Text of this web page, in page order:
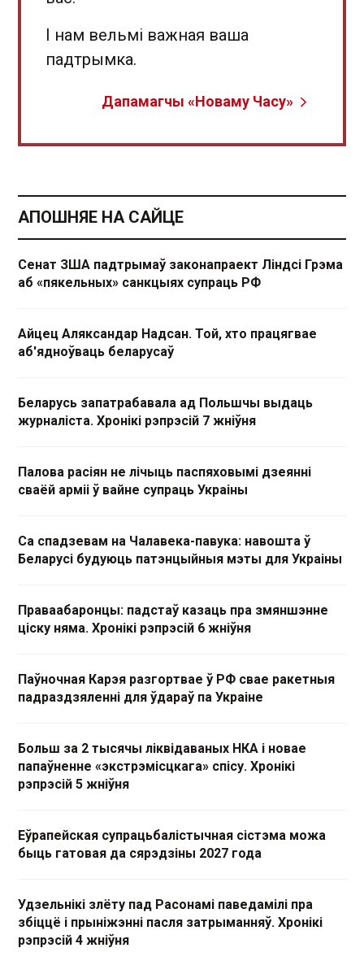
І нам вельмі важная ваша
падтрымка.
Дапамагчы «Новаму Часу»
АПОШНЯЕ НА САЙЦЕ
Сенат ЗША падтрымаў законапраект Ліндсі Грэма
аб «пякельных» санкцыях супраць РФ
Айцец Аляксандар Надсан. Той, хто працягвае
аб'ядноўваць беларусаў
Беларусь запатрабавала ад Польшчы выдаць
журналіста. Хронікі рэпрэсій 7 жніўня
Палова расіян не лічыць паспяховымі дзеянні
сваёй арміі ў вайне супраць Украіны
Са спадзевам на Чалавека-павука: навошта ў
Беларусі будуюць патэнцыйныя мэты для Украіны
Праваабаронцы: падстаў казаць пра змяншэнне
ціску няма. Хронікі рэпрэсій 6 жніўня
Паўночная Карэя разгортвае ў РФ свае ракетныя
падраздзяленні для ўдараў па Украіне
Больш за 2 тысячы ліквідаваных НКА і новае
папаўненне «экстрэмісцкага» спісу. Хронікі
рэпрэсій 5 жніўня
Еўрапейская супрацьбалістычная сістэма можа
быць гатовая да сярэдзіны 2027 года
Удзельнікі злёту пад Расонамі паведамілі пра
збіццё і прыніжэнні пасля затрыманняў. Хронікі
рэпрэсій 4 жніўня